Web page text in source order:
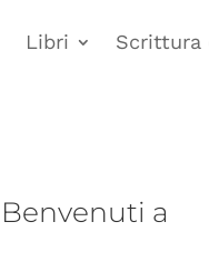
Libri Scrittura
Benvenuti a